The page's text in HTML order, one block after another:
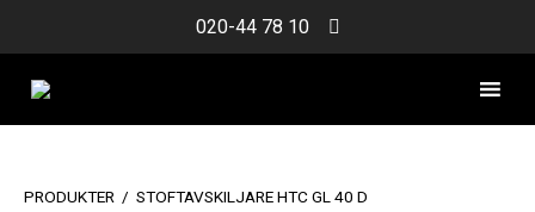
020-44 78 10
PRODUKTER / STOFTAVSKILJARE HTC GL 40 D